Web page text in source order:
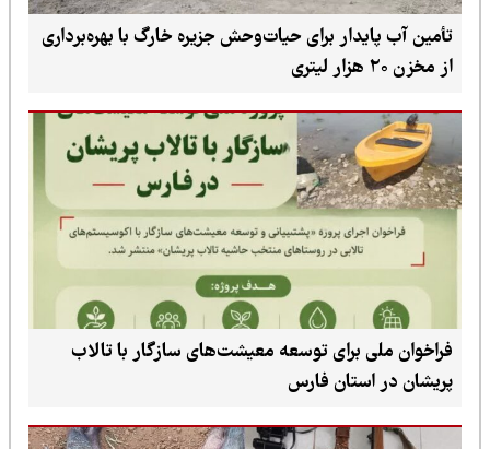
تأمین آب پایدار برای حیات‌وحش جزیره خارگ با بهره‌برداری
از مخزن ۲۰ هزار لیتری
فراخوان ملی برای توسعه معیشت‌های سازگار با تالاب
پریشان در استان فارس